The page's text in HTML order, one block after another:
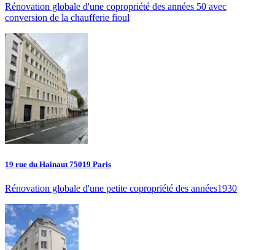
Rénovation globale d'une copropriété des années 50 avec
conversion de la chaufferie fioul
19 rue du Hainaut 75019 Paris
Rénovation globale d'une petite copropriété des années1930